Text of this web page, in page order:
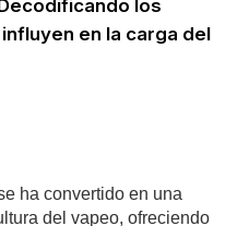
los
en la carga del
ha convertido en una
del vapeo, ofreciendo